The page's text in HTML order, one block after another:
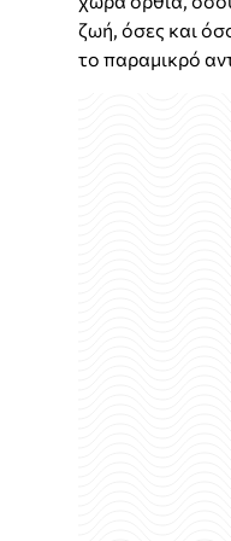
ζωή, όσες και
το παραμικρό